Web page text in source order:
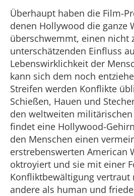
Überhaupt haben die Film-
denen Hollywood die ganze
überschwemmt, einen nicht
unterschätzenden Einfluss
Lebenswirklichkeit der
kann sich dem noch
Streifen werden Konflikte
Schießen, Hauen und
den weltweiten
findet eine Hollywood-
den Menschen einen
erstrebenswerten American
oktroyiert und sie mit einer
Konfliktbewältigung vertraut
andere als human und